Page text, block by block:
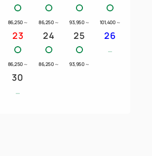
せん。
ない場合がございます。予めお問い合
いただきます。
朝食 ※ラウンジを除き大人人数分の
86,250 ～ 86,250 ～ 93,950 ～ 101,400 ～
23
86,250 ～
24
86,250 ～
25
93,950 ～
26
30